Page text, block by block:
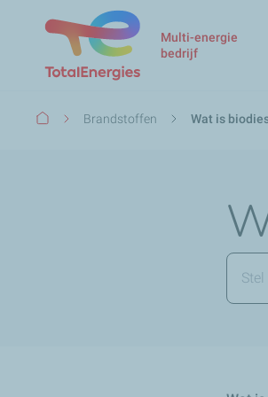
Multi-energie
bedrijf
KruimelpadBrandstoffen Wat is